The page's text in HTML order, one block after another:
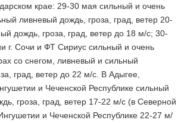
крае: 29-30 мая сильный и очень
ливневый дождь, гроза, град, ветер 20-
дождь, гроза, град, ветер до 18 м/с; 30-
г. Сочи и ФТ Сириус сильный и очень
со снегом, ливневый и сильный
град, ветер до 22 м/с. В Адыгее,
и Чеченской Республике сильный
гроза, град, ветер 17-22 м/с (в Северной
и Чеченской Республике 22-27 м/